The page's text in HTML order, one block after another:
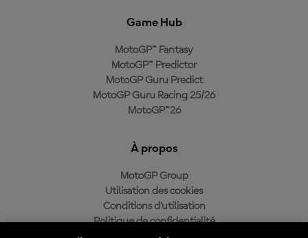
Game Hub
MotoGP™ Fantasy
MotoGP™ Predictor
MotoGP Guru Predict
MotoGP Guru Racing 25/26
MotoGP™26
À propos
MotoGP Group
Utilisation des cookies
Conditions d'utilisation
Politique de confidentialité